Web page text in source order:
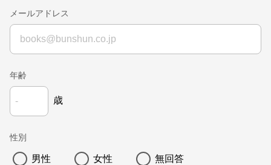
メールアドレス
年齢
歳
性別
男性 女性 無回答